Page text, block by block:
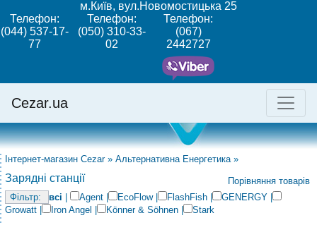
м.Київ, вул.Новомостицька 25
Телефон:
(044) 537-17-
77
Телефон:
(050) 310-33-
02
Телефон:
(067)
2442727
Cezar.ua
Інтернет-магазин Cezar » Альтернативна Енергетика»
Зарядні станції
Порівняння товарів
всі
Agent EcoFlow| FlashFish GENERGY
Growatt
Iron Angel Könner & Söhnen
Stark